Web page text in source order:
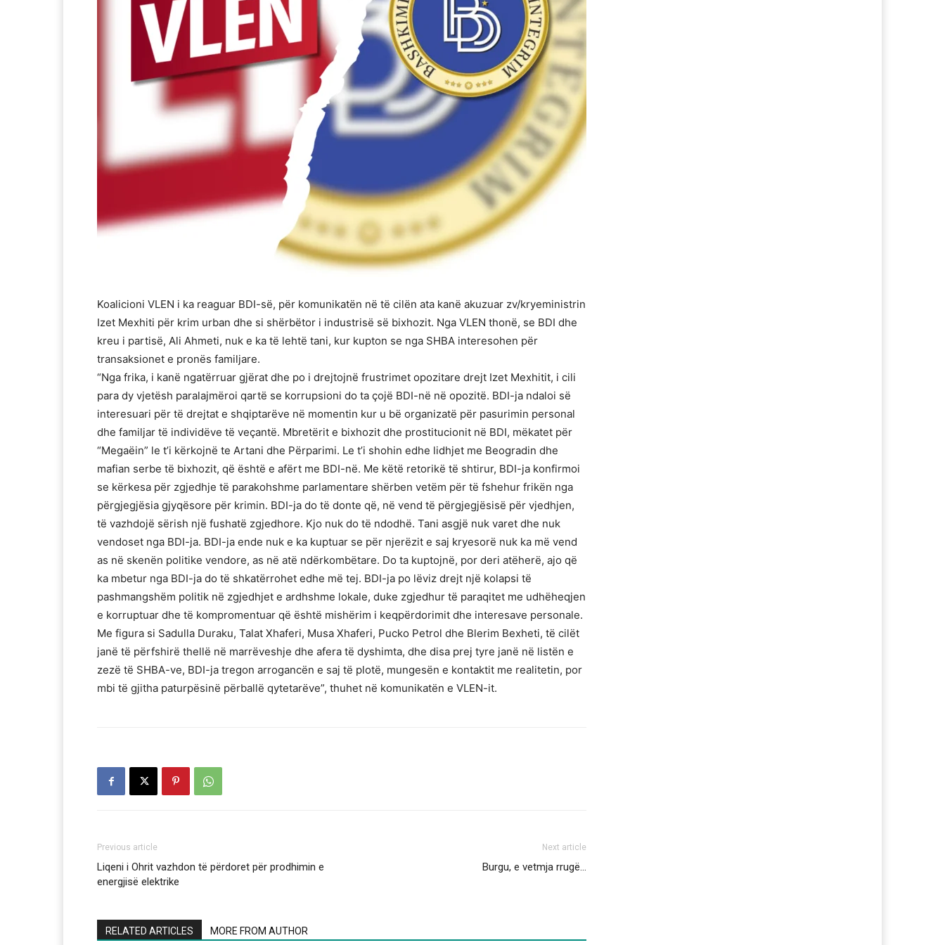
Koalicioni VLEN i ka reaguar BDI-së, për komunikatën në të cilën ata kanë akuzuar zv/kryeministrin
Izet Mexhiti për krim urban dhe si shërbëtor i industrisë së bixhozit. Nga VLEN thonë, se BDI dhe
kreu i partisë, Ali Ahmeti, nuk e ka të lehtë tani, kur kupton se nga SHBA interesohen për
transaksionet e pronës familjare.
“Nga frika, i kanë ngatërruar gjërat dhe po i drejtojnë frustrimet opozitare drejt Izet Mexhitit, i cili
para dy vjetësh paralajmëroi qartë se korrupsioni do ta çojë BDI-në në opozitë. BDI-ja ndaloi së
interesuari për të drejtat e shqiptarëve në momentin kur u bë organizatë për pasurimin personal
dhe familjar të individëve të veçantë. Mbretërit e bixhozit dhe prostitucionit në BDI, mëkatet për
“Megaëin” le t’i kërkojnë te Artani dhe Përparimi. Le t’i shohin edhe lidhjet me Beogradin dhe
mafian serbe të bixhozit, që është e afërt me BDI-në. Me këtë retorikë të shtirur, BDI-ja konfirmoi
se kërkesa për zgjedhje të parakohshme parlamentare shërben vetëm për të fshehur frikën nga
përgjegjësia gjyqësore për krimin. BDI-ja do të donte që, në vend të përgjegjësisë për vjedhjen,
të vazhdojë sërish një fushatë zgjedhore. Kjo nuk do të ndodhë. Tani asgjë nuk varet dhe nuk
vendoset nga BDI-ja. BDI-ja ende nuk e ka kuptuar se për njerëzit e saj kryesorë nuk ka më vend
as në skenën politike vendore, as në atë ndërkombëtare. Do ta kuptojnë, por deri atëherë, ajo që
ka mbetur nga BDI-ja do të shkatërrohet edhe më tej. BDI-ja po lëviz drejt një kolapsi të
pashmangshëm politik në zgjedhjet e ardhshme lokale, duke zgjedhur të paraqitet me udhëheqjen
e korruptuar dhe të kompromentuar që është mishërim i keqpërdorimit dhe interesave personale.
Me figura si Sadulla Duraku, Talat Xhaferi, Musa Xhaferi, Pucko Petrol dhe Blerim Bexheti, të cilët
janë të përfshirë thellë në marrëveshje dhe afera të dyshimta, dhe disa prej tyre janë në listën e
zezë të SHBA-ve, BDI-ja tregon arrogancën e saj të plotë, mungesën e kontaktit me realitetin, por
mbi të gjitha paturpësinë përballë qytetarëve”, thuhet në komunikatën e VLEN-it.
Previous article
Liqeni i Ohrit vazhdon të përdoret për prodhimin e
energjisë elektrike
Next article
Burgu, e vetmja rrugë…
RELATED ARTICLES MORE FROM AUTHOR